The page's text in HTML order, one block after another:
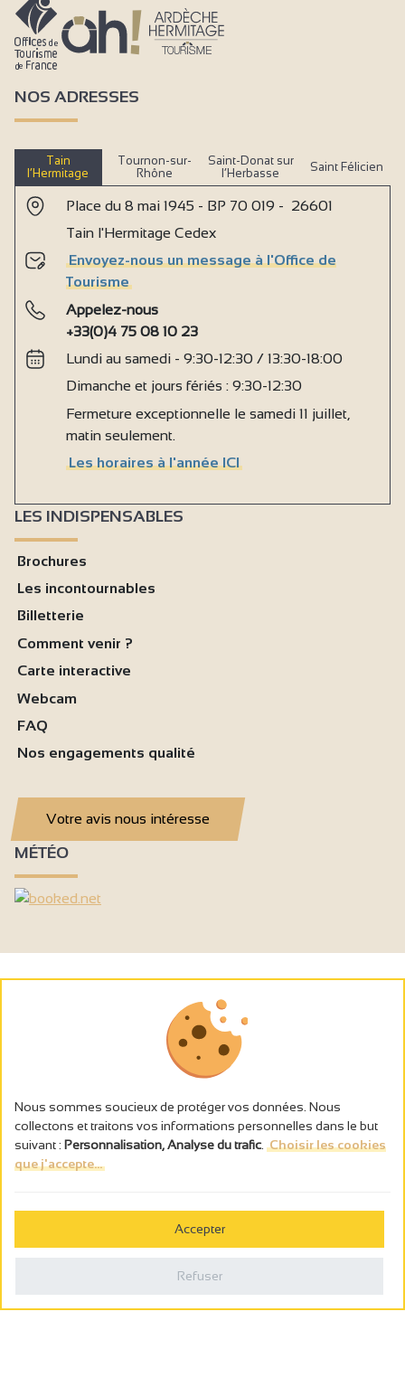
NOS ADRESSES
Tain
l’Hermitage
Tournon-sur-
Rhône
Saint-Donat sur
l’Herbasse
Saint Félicien
Place du 8 mai 1945 - BP 70 019 - 26601
Tain l'Hermitage Cedex
Envoyez-nous un message à l'Office de
Tourisme
Appelez-nous
+33(0)4 75 08 10 23
Lundi au samedi - 9:30-12:30 / 13:30-18:00
Dimanche et jours fériés : 9:30-12:30
Fermeture exceptionnelle le samedi 11 juillet,
matin seulement.
Les horaires à l'année ICI
LES INDISPENSABLES
Brochures
Les incontournables
Billetterie
Comment venir ?
Carte interactive
Webcam
FAQ
Nos engagements qualité
Votre avis nous intéresse
MÉTÉO
L’abus d’alcool est dangereux pour la santé, à consommer avec
Politique de confidentialité
Nous sommes soucieux de protéger vos données. Nous
collectons et traitons vos informations personnelles dans le but
suivant : Personnalisation, Analyse du trafic Choisir les cookies
que j'accepte...
Accepter
Refuser